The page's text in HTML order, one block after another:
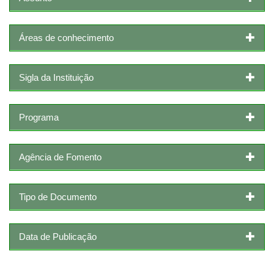
Áreas de conhecimento
Sigla da Instituição
Programa
Agência de Fomento
Tipo de Documento
Data de Publicação